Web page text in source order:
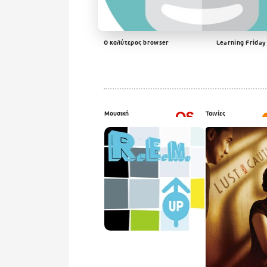
Ο καλύτερος browser Learning Friday
Μουσική
Last
Played
Hope
by
R.E.M.
Ταινίες